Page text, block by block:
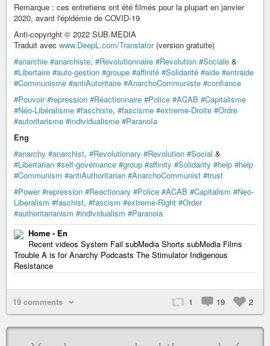
Remarque : ces entretiens ont été filmés pour la plupart en janvier
2020, avant l'épidémie de COVID-19
Anti-copyright © 2022 SUB.MEDIA
Traduit avec www.DeepL.com/Translator(version gratuite)
#anarchie #anarchiste, #Revolutionnaire #Revolution #Sociale &
#Libertaire #auto-gestion #groupe #affinité #Solidarité #aide #entraide
#Communisme #antiAutoritaire #AnarchoCommuniste #confiance
#Pouvoir #repression #Réactionnaire #Police #ACAB #Capitalisme
#Néo-Libéralisme #faschiste, #fascisme #extreme-Droite #Ordre
#autoritarisme #individualisme #Paranoïa
Eng
#anarchy #anarchist, #Revolutionary #Revolution #Social &
#Libertarian #self-governance #group #affinity #Solidarity #help #help
#Communism #antiAuthoritarian #AnarchoCommunist #trust
#Power #repression #Reactionary #Police #ACAB #Capitalism #Neo-
Liberalism #faschist, #fascism #extreme-Right #Order
#authoritarianism #individualism #Paranoia
Home - En
Recent videos System Fail subMedia Shorts subMedia Films
Trouble A is for Anarchy Podcasts The Stimulator Indigenous
Resistance
19 comments 1 19 2